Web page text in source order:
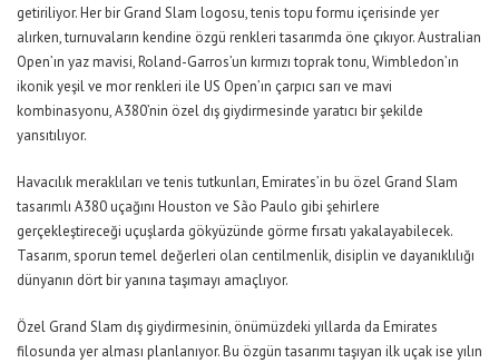
getiriliyor. Her bir Grand Slam logosu, tenis topu formu içerisinde yer
alırken, turnuvaların kendine özgü renkleri tasarımda öne çıkıyor. Australian
Open’ın yaz mavisi, Roland-Garros’un kırmızı toprak tonu, Wimbledon’ın
ikonik yeşil ve mor renkleri ile US Open’ın çarpıcı sarı ve mavi
kombinasyonu, A380’nin özel dış giydirmesinde yaratıcı bir şekilde
yansıtılıyor.
Havacılık meraklıları ve tenis tutkunları, Emirates’in bu özel Grand Slam
tasarımlı A380 uçağını Houston ve São Paulo gibi şehirlere
gerçekleştireceği uçuşlarda gökyüzünde görme fırsatı yakalayabilecek.
Tasarım, sporun temel değerleri olan centilmenlik, disiplin ve dayanıklılığı
dünyanın dört bir yanına taşımayı amaçlıyor.
Özel Grand Slam dış giydirmesinin, önümüzdeki yıllarda da Emirates
filosunda yer alması planlanıyor. Bu özgün tasarımı taşıyan ilk uçak ise yılın